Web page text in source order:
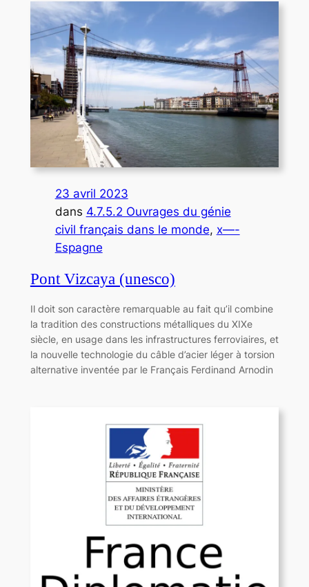
23 avril 2023
dans 4.7.5.2 Ouvrages du génie
civil français dans le monde, x—-
Espagne
Pont Vizcaya (unesco)
Il doit son caractère remarquable au fait qu’il combine
la tradition des constructions métalliques du XIXe
siècle, en usage dans les infrastructures ferroviaires, et
la nouvelle technologie du câble d’acier léger à torsion
alternative inventée par le Français Ferdinand Arnodin